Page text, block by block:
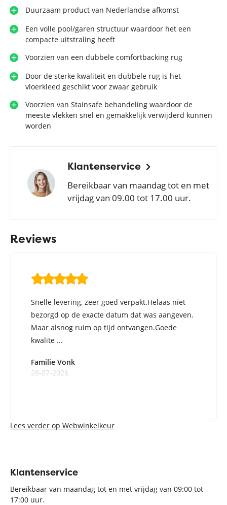
Duurzaam product van Nederlandse afkomst
Een volle pool/garen structuur waardoor het een
compacte uitstraling heeft
Voorzien van een dubbele comfortbacking rug
Door de sterke kwaliteit en dubbele rug is het
vloerkleed geschikt voor zwaar gebruik
Voorzien van Stainsafe behandeling waardoor de
meeste vlekken snel en gemakkelijk verwijderd kunnen
worden
Klantenservice
Bereikbaar van maandag tot en met
vrijdag van 09.00 tot 17.00 uur.
Reviews
Snelle levering, zeer goed verpakt.Helaas niet
bezorgd op de exacte datum dat was aangeven.
Maar alsnog ruim op tijd ontvangen.Goede
kwalite ...
Familie Vonk
28-07-2026
Lees verder op Webwinkelkeur
Klantenservice
Bereikbaar van maandag tot en met vrijdag van 09:00 tot
17:00 uur.